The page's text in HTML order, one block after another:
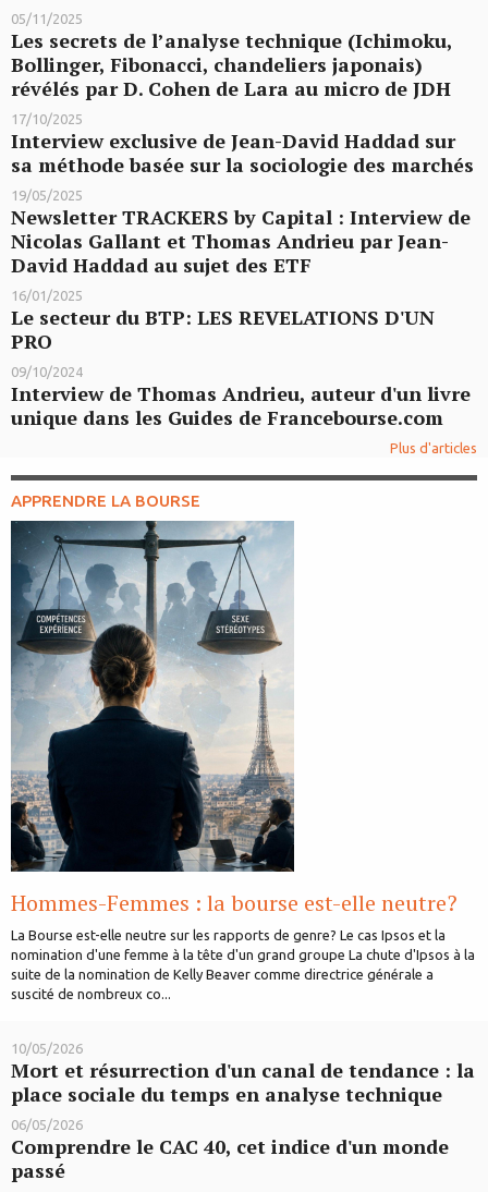
05/11/2025
Les secrets de l’analyse technique (Ichimoku,
Bollinger, Fibonacci, chandeliers japonais)
révélés par D. Cohen de Lara au micro de JDH
17/10/2025
Interview exclusive de Jean-David Haddad sur
sa méthode basée sur la sociologie des marchés
19/05/2025
Newsletter TRACKERS by Capital : Interview de
Nicolas Gallant et Thomas Andrieu par Jean-
David Haddad au sujet des ETF
16/01/2025
Le secteur du BTP: LES REVELATIONS D'UN
PRO
09/10/2024
Interview de Thomas Andrieu, auteur d'un livre
unique dans les Guides de Francebourse.com
Plus d'articles
APPRENDRE LA BOURSE
Hommes-Femmes : la bourse est-elle neutre?
La Bourse est-elle neutre sur les rapports de genre? Le cas Ipsos et la
nomination d'une femme à la tête d'un grand groupe La chute d'Ipsos à la
suite de la nomination de Kelly Beaver comme directrice générale a
suscité de nombreux co...
10/05/2026
Mort et résurrection d'un canal de tendance : la
place sociale du temps en analyse technique
06/05/2026
Comprendre le CAC 40, cet indice d'un monde
passé